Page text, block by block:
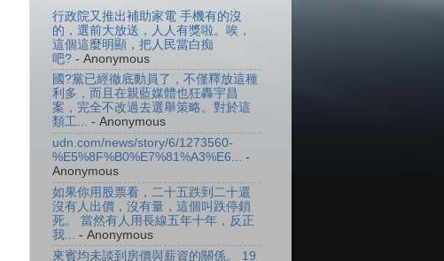
行政院又推出補助家電 手機有的沒
的，選前大放送，人人有獎啦。唉，
這個這麼明顯，把人民當白痴
吧? - Anonymous
國?黨已經徹底動員了，不僅釋放這種
利多，而且在親藍媒體也狂轟宇昌
案，完全不改過去選舉策略。對於這
類工... - Anonymous
udn.com/news/story/6/1273560-
%E5%8F%B0%E7%81%A3%E6... -
Anonymous
如果你用股票看，二十五跌到二十還
沒有人出價，沒有量，這個叫跌停鎖
死。 當然有人用長線五年十年，反正
我...
- Anonymous
來賓均未談到房價與薪資的關係。 19